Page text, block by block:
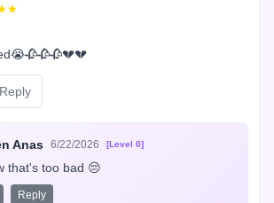
Reply
Anas 6/22/2026 [Level 0]
that's too bad 😔
Reply